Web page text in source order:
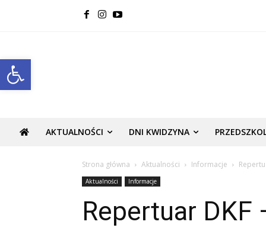
Open toolbar
AKTUALNOŚCI DNI KWIDZYNA
Strona główna Aktualności Informacje
Aktualności Informacje
Repertuar DKF